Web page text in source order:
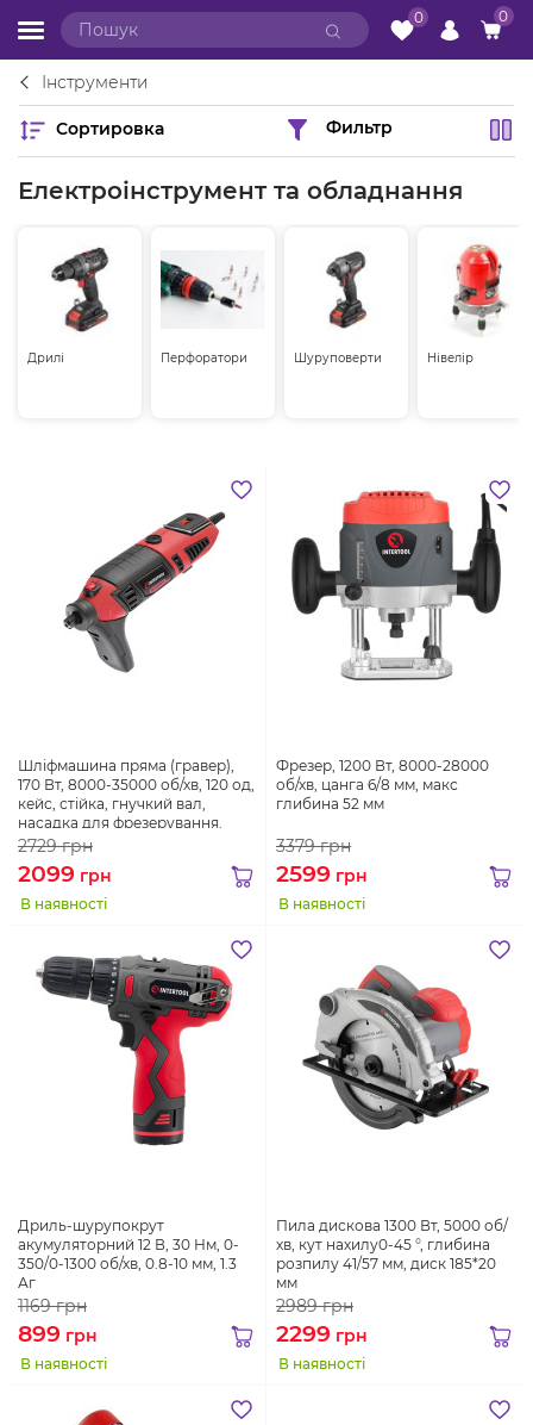
0 0
Інструменти
Сортировка Фильтр
Електроінструмент та обладнання
Дрилі Перфоратори Шуруповерти Нівелір
Шліфмашина пряма (гравер),
170 Вт, 8000-35000 об/хв, 120 од,
кейс, стійка, гнучкий вал,
насадка для фрезерування.
2729грн
2099 грн
В наявності
Фрезер, 1200 Вт, 8000-28000
об/хв, цанга 6/8 мм, макс
глибина 52 мм
3379грн
2599 грн
В наявності
Дриль-шурупокрут
акумуляторний 12 В, 30 Нм, 0-
350/0-1300 об/хв, 0.8-10 мм, 1.3
Аг
1169грн
899 грн
В наявності
Пила дискова 1300 Вт, 5000 об/
хв, кут нахилу0-45 °, глибина
розпилу 41/57 мм, диск 185*20
мм
2989грн
2299 грн
В наявності